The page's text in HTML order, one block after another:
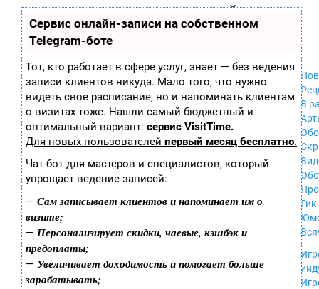
Сервис онлайн-записи на собственном
Telegram-боте
Тот, кто работает в сфере услуг, знает — без ведения
записи клиентов никуда. Мало того, что нужно
видеть свое расписание, но и напоминать клиентам
о визитах тоже. Нашли самый бюджетный и
оптимальный вариант: сервис VisitTime.
Для новых пользователей первый месяц бесплатно.
Чат-бот для мастеров и специалистов, который
упрощает ведение записей:
— Сам записывает клиентов и напоминает им о
визите;
— Персонализирует скидки, чаевые, кэшбэк и
предоплаты;
— Увеличивает доходимость и помогает больше
зарабатывать;
играх
ла
ор
ы
Xbox 360
Wii
GameCube
PS
PS2
PS3
Nintendo 64
PSP
iPhone, iPod,
MacOS
NES
В
Гик